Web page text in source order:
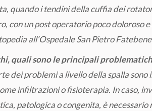
quando i tendini della cuffia dei
con un post operatorio poco doloroso
all’Ospedale San Pietro
quali sono le principali
dei problemi a livello della spalla
infiltrazioni o fisioterapia. In caso,
patologica o congenita, è